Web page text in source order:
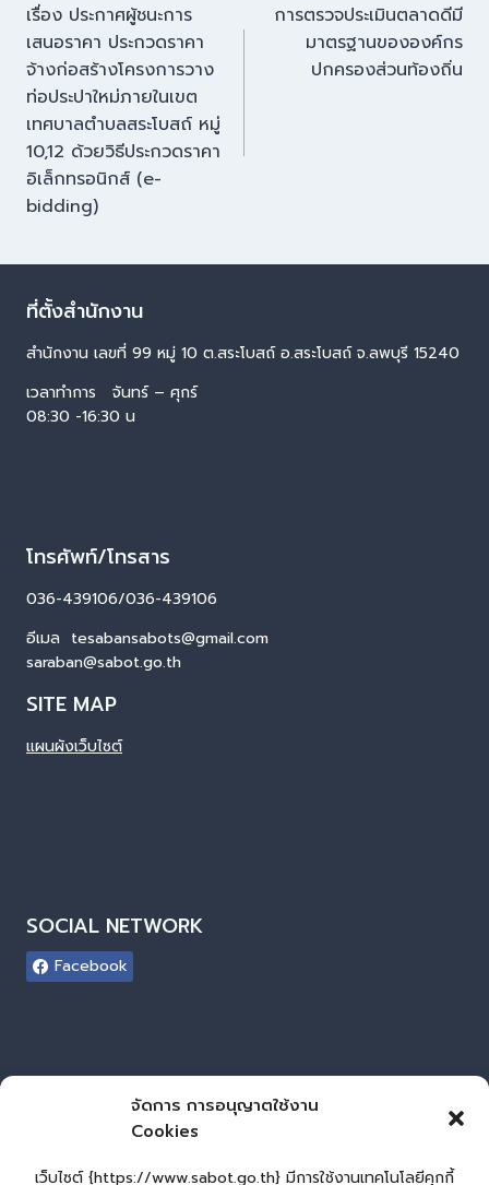
จัดการ การอนุญาตใช้งาน
Cookies
เว็บไซต์ {https://www.sabot.go.th} มีการใช้งานเทคโนโลยีคุกกี้
เรื่อง ประกาศผู้ชนะการ
เสนอราคา ประกวดราคา
จ้างก่อสร้างโครงการวาง
ท่อประปาใหม่ภายในเขต
เทศบาลตำบลสระโบสถ์ หมู่
10,12 ด้วยวิธีประกวดราคา
อิเล็กทรอนิกส์ (e-
bidding)
การตรวจประเมินตลาดดีมี
มาตรฐานขององค์กร
ปกครองส่วนท้องถิ่น
ที่ตั้งสำนักงาน
สำนักงาน เลขที่ 99 หมู่ 10 ต.สระโบสถ์ อ.สระโบสถ์ จ.ลพบุรี 15240
เวลาทำการ จันทร์ – ศุกร์
08:30 -16:30 น
โทรศัพท์/โทรสาร
036-439106/036-439106
อีเมล tesabansabots@gmail.com
saraban@sabot.go.th
SITE MAP
แผนผังเว็บไซต์
SOCIAL NETWORK
Facebook
ผู้เยี่ยมชมเว็บไซต์
0
Login